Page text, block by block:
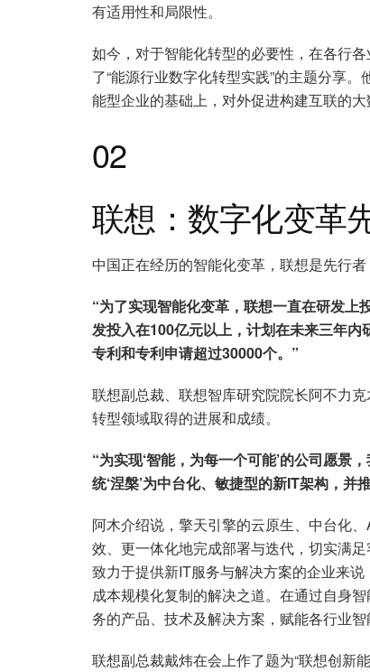
有适用性和局限性。
如今，对于智能化转型的必要性，在各行
了“能源行业数字化转型实践”的主题分享
能型企业的基础上，对外促进构建互联的
02
联想：数字化变革
中国正在经历的智能化变革，联想是先行者
“为了实现智能化变革，联想一直在研发
发投入在100亿元以上，计划在未来三年内
专利和专利申请超过30000个。”
联想副总裁、联想智库研究院院长阿不力
转型领域取得的进展和成绩。
“为实现‘智能，为每一个可能’的公司愿景
统‘涅槃’为中台化、敏捷型的新IT架构，
阿木介绍说，擎天引擎的云原生、中台化
效、更一体化地完成部署与迭代，切实满
致力于提供新IT服务与解决方案的企业来
成本规模化复制的解决之道。在通过自身
务的产品、技术及解决方案，赋能各行业智
联想副总裁戴炜在会上作了题为“联想创新